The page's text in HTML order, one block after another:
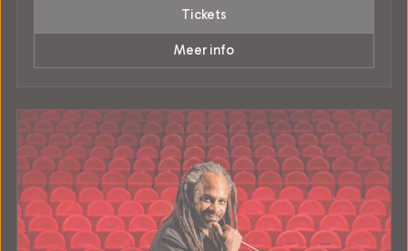
Tickets
Meer info